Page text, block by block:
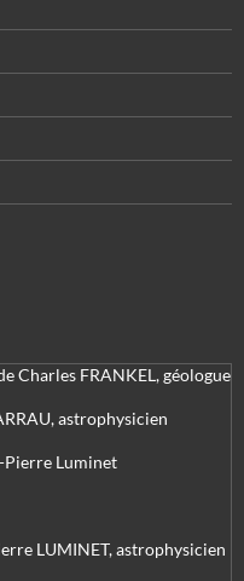
Charles FRANKEL, géologue
astrophysicien
Pierre Luminet
LUMINET, astrophysicien